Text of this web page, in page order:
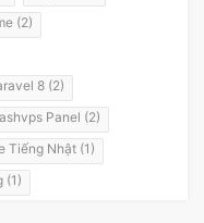
(2)
8 (2)
Panel (2)
Tiếng Nhật (1)
(1)